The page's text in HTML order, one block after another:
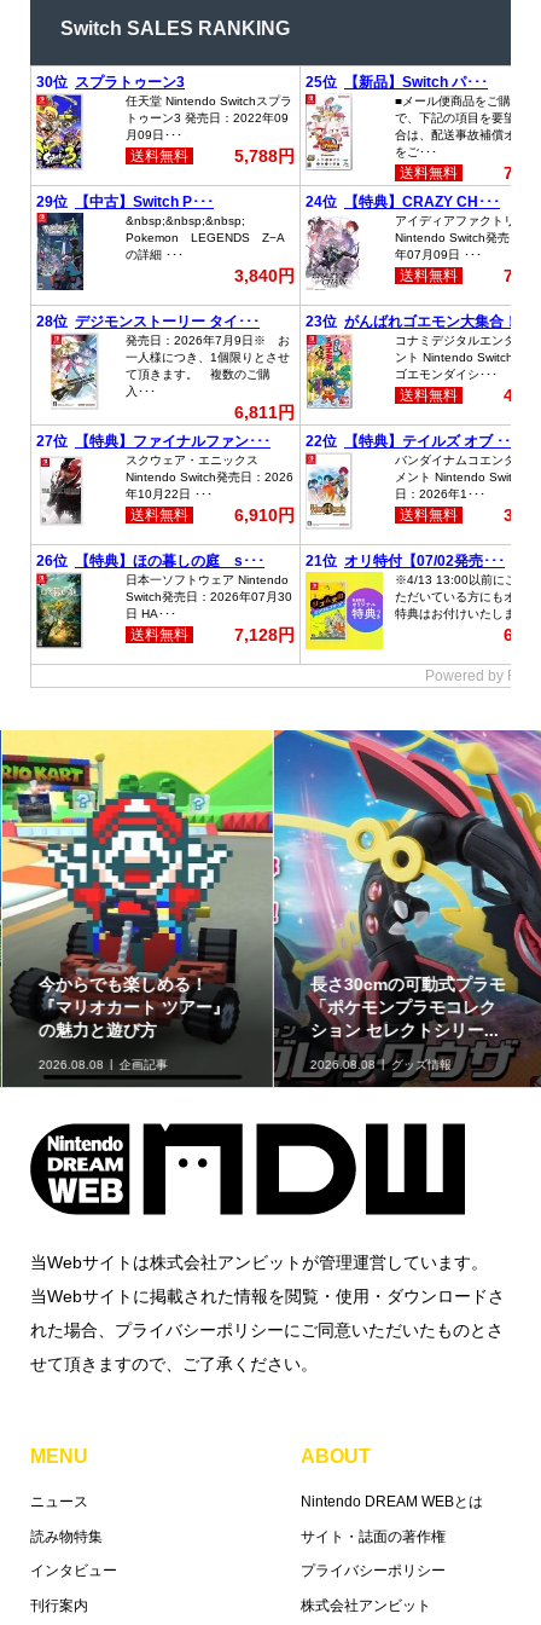
Switch SALES RANKING
今からでも楽しめる！
『マリオカート ツアー』
の魅力と遊び方
2026.08.08 企画記事
長さ30cmの可動式プラモ
「ポケモンプラモコレク
ション セレクトシリー...
2026.08.08 グッズ情報
当Webサイトは株式会社アンビットが管理運営しています。
当Webサイトに掲載された情報を閲覧・使用・ダウンロードさ
れた場合、プライバシーポリシーにご同意いただいたものとさ
せて頂きますので、ご了承ください。
MENU
ニュース
読み物特集
インタビュー
刊行案内
ABOUT
Nintendo DREAM WEBとは
サイト・誌面の著作権
プライバシーポリシー
株式会社アンビット